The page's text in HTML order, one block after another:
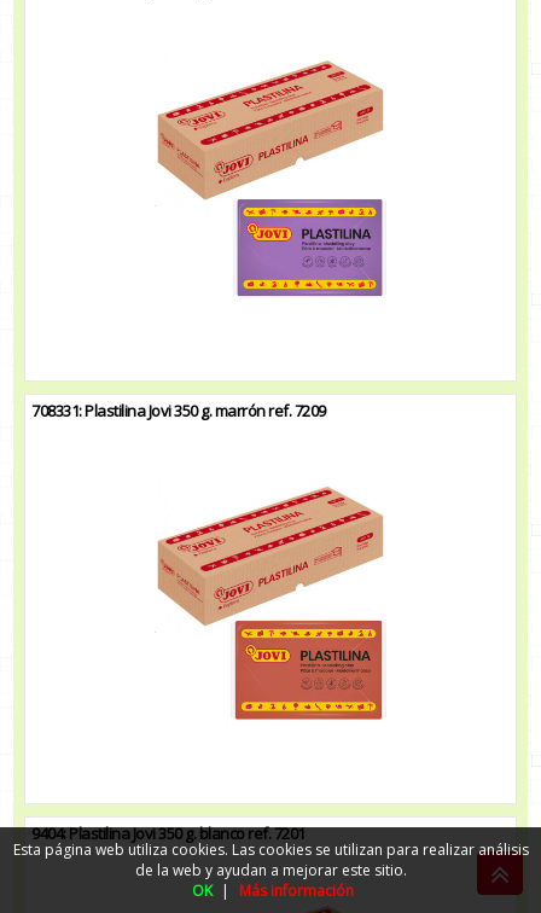
708331: Plastilina Jovi 350 g. marrón ref. 7209
9404: Plastilina Jovi 350 g. blanco ref. 7201
Esta página web utiliza cookies. Las cookies se utilizan para realizar análisis
de la web y ayudan a mejorar este sitio.
OK | Más información